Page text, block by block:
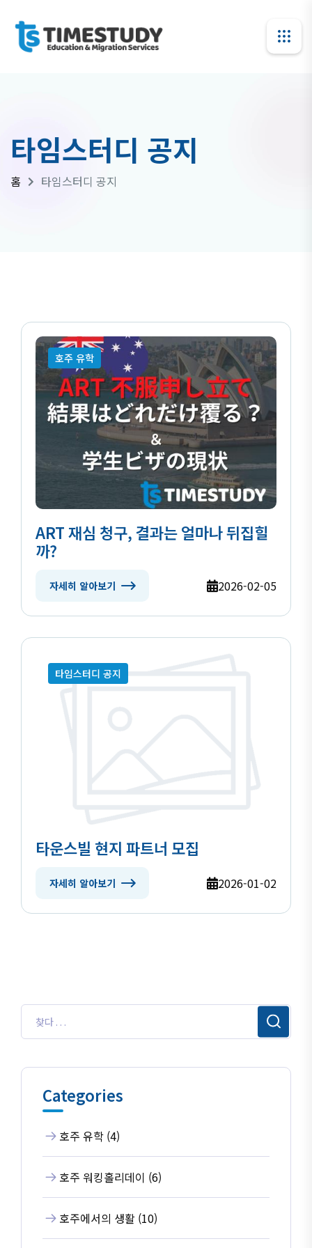
타임스터디 공지
홈 타임스터디 공지
호주 유학
ART 재심 청구, 결과는 얼마나 뒤집힐
까?
자세히 알아보기 2026-02-05
타임스터디 공지
타운스빌 현지 파트너 모집
자세히 알아보기 2026-01-02
Categories
호주 유학 (4)
호주 워킹홀리데이 (6)
호주에서의 생활 (10)